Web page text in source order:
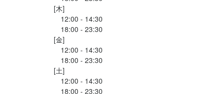
[木]
12:00 - 14:30
18:00 - 23:30
[金]
12:00 - 14:30
18:00 - 23:30
[土]
12:00 - 14:30
18:00 - 23:30